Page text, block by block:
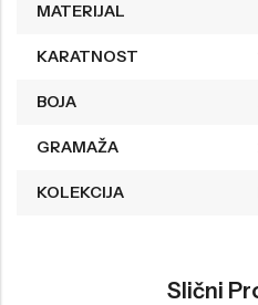
MATERIJAL
KARATNOST
BOJA
GRAMAŽA
KOLEKCIJA
Slični